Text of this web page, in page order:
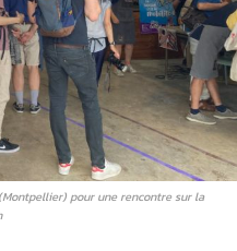
pour une rencontre sur la